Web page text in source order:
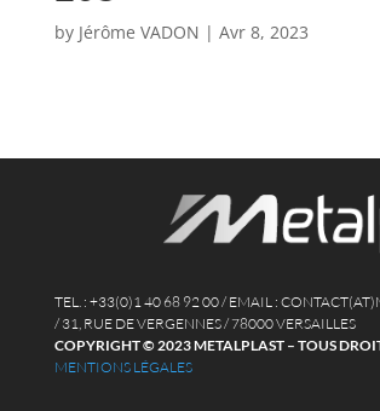
by Jérôme VADON | Avr 8, 2023
TEL. : +33(0)1 40 68 92 00 / EMAIL :
/ 31, RUE DE VERGENNES / 78000 VERSAILLES
COPYRIGHT © 2023 METALPLAST – TOUS
MENTIONS LÉGALES